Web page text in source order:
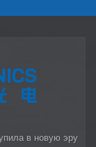
в новую эру